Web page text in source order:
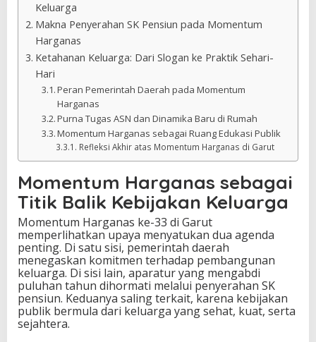
Keluarga
Makna Penyerahan SK Pensiun pada Momentum
Harganas
Ketahanan Keluarga: Dari Slogan ke Praktik Sehari-
Hari
Peran Pemerintah Daerah pada Momentum
Harganas
Purna Tugas ASN dan Dinamika Baru di Rumah
Momentum Harganas sebagai Ruang Edukasi Publik
Refleksi Akhir atas Momentum Harganas di Garut
Momentum Harganas sebagai
Titik Balik Kebijakan Keluarga
Momentum Harganas ke-33 di Garut
memperlihatkan upaya menyatukan dua agenda
penting. Di satu sisi, pemerintah daerah
menegaskan komitmen terhadap pembangunan
keluarga. Di sisi lain, aparatur yang mengabdi
puluhan tahun dihormati melalui penyerahan SK
pensiun. Keduanya saling terkait, karena kebijakan
publik bermula dari keluarga yang sehat, kuat, serta
sejahtera.